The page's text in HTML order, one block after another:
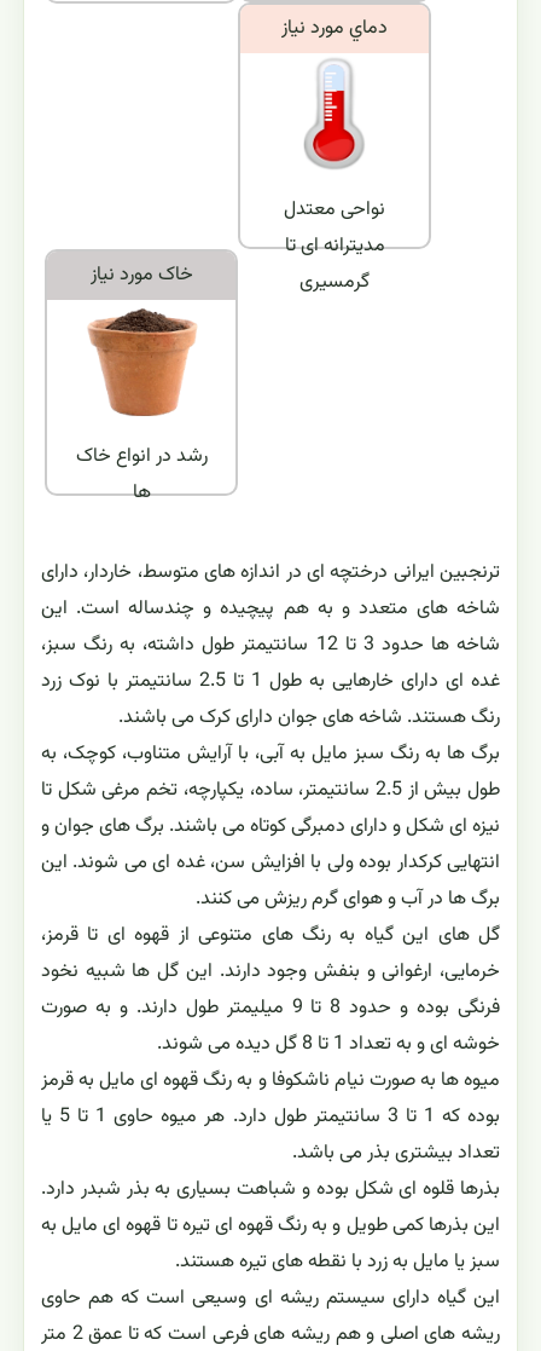
دماي مورد نياز
نواحی معتدل
مدیترانه ای تا
گرمسیری
خاک مورد نياز
رشد در انواع خاک
ها
ترنجبین ایرانی درختچه ای در اندازه های متوسط، خاردار، دارای
شاخه های متعدد و به هم پیچیده و چندساله است. این
شاخه ها حدود 3 تا 12 سانتیمتر طول داشته، به رنگ سبز،
غده ای دارای خارهایی به طول 1 تا 2.5 سانتیمتر با نوک زرد
رنگ هستند. شاخه های جوان دارای کرک می باشند.
برگ ها به رنگ سبز مایل به آبی، با آرایش متناوب، کوچک، به
طول بیش از 2.5 سانتیمتر، ساده، یکپارچه، تخم مرغی شکل تا
نیزه ای شکل و دارای دمبرگی کوتاه می باشند. برگ های جوان و
انتهایی کرکدار بوده ولی با افزایش سن، غده ای می شوند. این
برگ ها در آب و هوای گرم ریزش می کنند.
گل های این گیاه به رنگ های متنوعی از قهوه ای تا قرمز،
خرمایی، ارغوانی و بنفش وجود دارند. این گل ها شبیه نخود
فرنگی بوده و حدود 8 تا 9 میلیمتر طول دارند. و به صورت
خوشه ای و به تعداد 1 تا 8 گل دیده می شوند.
میوه ها به صورت نیام ناشکوفا و به رنگ قهوه ای مایل به قرمز
بوده که 1 تا 3 سانتیمتر طول دارد. هر میوه حاوی 1 تا 5 یا
تعداد بیشتری بذر می باشد.
بذرها قلوه ای شکل بوده و شباهت بسیاری به بذر شبدر دارد.
این بذرها کمی طویل و به رنگ قهوه ای تیره تا قهوه ای مایل به
سبز یا مایل به زرد با نقطه های تیره هستند.
این گیاه دارای سیستم ریشه ای وسیعی است که هم حاوی
ریشه های اصلی و هم ریشه های فرعی است که تا عمق 2 متر